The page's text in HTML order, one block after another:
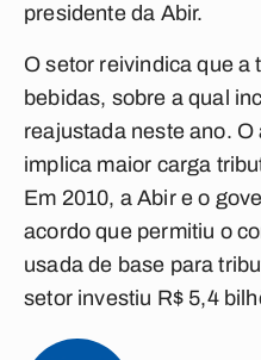
presidente da Abir.
O setor reivindica que a
bebidas, sobre a qual
reajustada neste ano.
implica maior carga
Em 2010, a Abir e o
acordo que permitiu o
usada de base para
setor investiu R$ 5,4